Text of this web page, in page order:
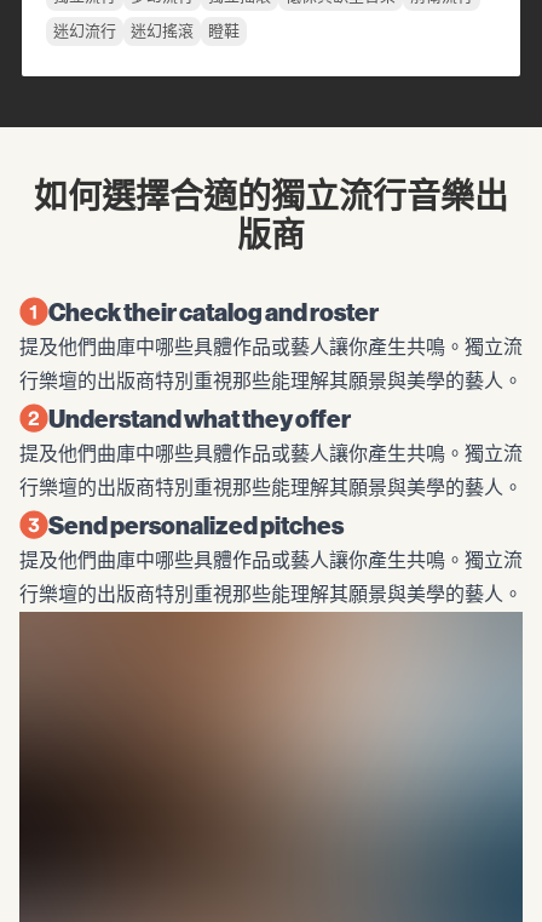
迷幻流行
迷幻搖滾 瞪鞋
如何選擇合適的獨立流行音樂出
版商
Check their catalog and roster
提及他們曲庫中哪些具體作品或藝人讓你產生共鳴。獨立流
行樂壇的出版商特別重視那些能理解其願景與美學的藝人。
Understand what they offer
提及他們曲庫中哪些具體作品或藝人讓你產生共鳴。獨立流
行樂壇的出版商特別重視那些能理解其願景與美學的藝人。
Send personalized pitches
提及他們曲庫中哪些具體作品或藝人讓你產生共鳴。獨立流
行樂壇的出版商特別重視那些能理解其願景與美學的藝人。